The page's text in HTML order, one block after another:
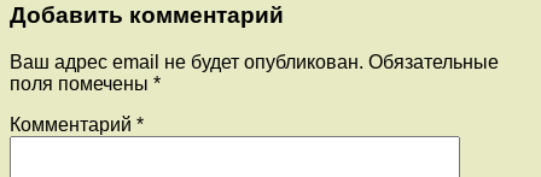
Добавить комментарий
Ваш адрес email не будет опубликован. Обязательные
поля помечены *
Комментарий *